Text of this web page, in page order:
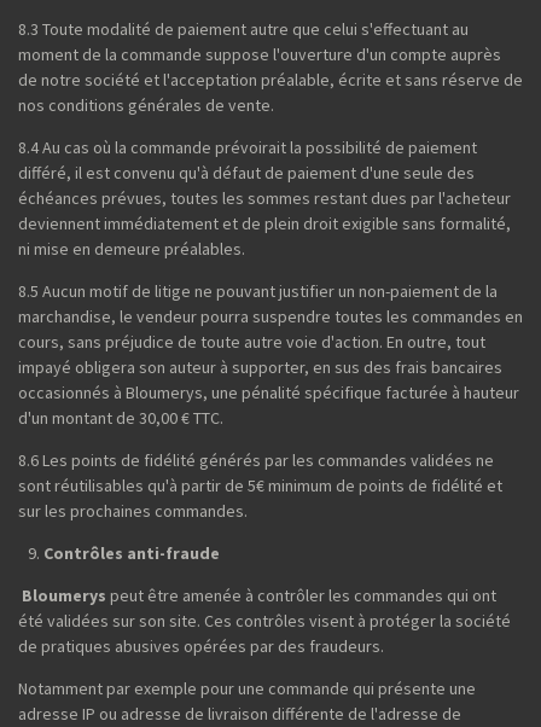
8.3 Toute modalité de paiement autre que celui s'effectuant au
moment de la commande suppose l'ouverture d'un compte auprès
de notre société et l'acceptation préalable, écrite et sans réserve de
nos conditions générales de vente.
8.4 Au cas où la commande prévoirait la possibilité de paiement
différé, il est convenu qu'à défaut de paiement d'une seule des
échéances prévues, toutes les sommes restant dues par l'acheteur
deviennent immédiatement et de plein droit exigible sans formalité,
ni mise en demeure préalables.
8.5 Aucun motif de litige ne pouvant justifier un non-paiement de la
marchandise, le vendeur pourra suspendre toutes les commandes en
cours, sans préjudice de toute autre voie d'action. En outre, tout
impayé obligera son auteur à supporter, en sus des frais bancaires
occasionnés à Bloumerys, une pénalité spécifique facturée à hauteur
d'un montant de 30,00 € TTC.
8.6 Les points de fidélité générés par les commandes validées ne
sont réutilisables qu'à partir de 5€ minimum de points de fidélité et
sur les prochaines commandes.
Contrôles anti-fraude
Bloumerys peut être amenée à contrôler les commandes qui ont
été validées sur son site. Ces contrôles visent à protéger la société
de pratiques abusives opérées par des fraudeurs.
Notamment par exemple pour une commande qui présente une
adresse IP ou adresse de livraison différente de l'adresse de